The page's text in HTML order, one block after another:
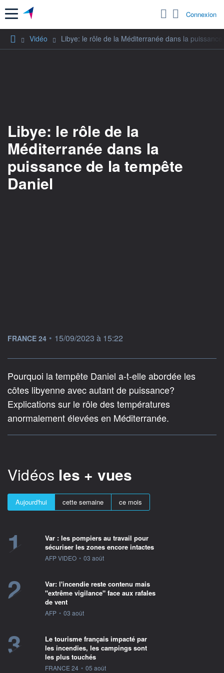
Menu Connexion
Vidéo Libye: le rôle de la Méditerranée dans la
Libye: le rôle de la
Méditerranée dans la
puissance de la tempête
Daniel
information fournie par
FRANCE 24 • 15/09/2023 à 15:22
Pourquoi la tempête Daniel a-t-elle abordée les
côtes libyenne avec autant de puissance?
Explications sur le rôle des températures
anormalement élevées en Méditerranée.
Vidéos les + vues
Aujourd'hui cette semaine ce mois
1
Var : les pompiers au travail pour
sécuriser les zones encore intactes
information fournie par
AFP VIDEO • 03 août
2
Var: l'incendie reste contenu mais
"extrême vigilance" face aux rafales
de vent
information fournie par
AFP • 03 août
3
Le tourisme français impacté par
les incendies, les campings sont
les plus touchés
information fournie par
FRANCE 24 • 05 août